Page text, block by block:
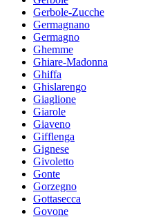
Gerbole-Zucche
Germagnano
Germagno
Ghemme
Ghiare-Madonna
Ghiffa
Ghislarengo
Giaglione
Giarole
Giaveno
Gifflenga
Gignese
Givoletto
Gonte
Gorzegno
Gottasecca
Govone